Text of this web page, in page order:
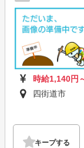
時給1,140円
四街道市
キープする